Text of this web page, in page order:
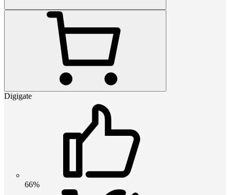
Digigate
66%